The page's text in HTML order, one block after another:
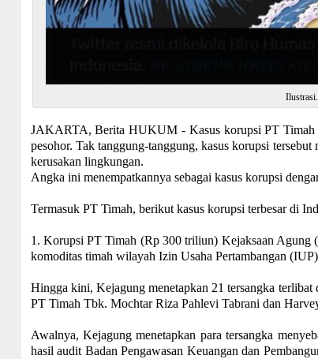
JAKARTA, Berita HUKUM - Kasus korupsi PT Timah
pesohor. Tak tanggung-tanggung, kasus korupsi
kerusakan lingkungan.
Angka ini menempatkannya sebagai kasus korupsi
Termasuk PT Timah, berikut kasus korupsi terbesar di
1. Korupsi PT Timah (Rp 300 triliun) Kejaksaan Agung
komoditas timah wilayah Izin Usaha Pertambangan
Hingga kini, Kejagung menetapkan 21 tersangka
PT Timah Tbk. Mochtar Riza Pahlevi Tabrani dan
Awalnya, Kejagung menetapkan para tersangka
hasil audit Badan Pengawasan Keuangan dan